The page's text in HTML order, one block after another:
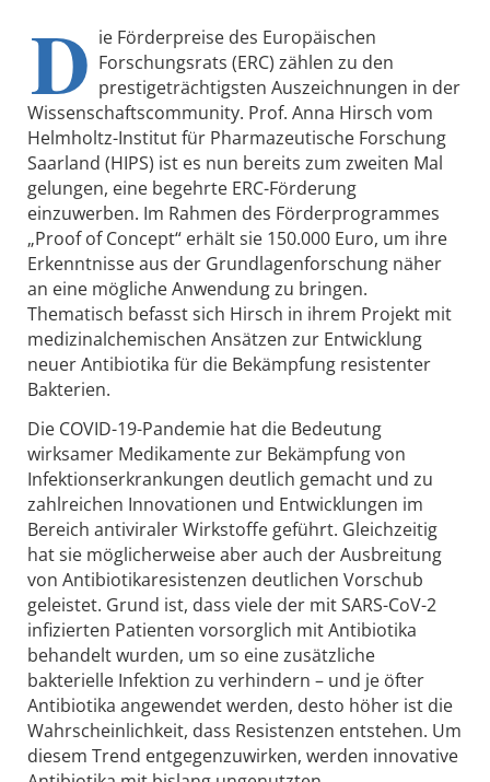
D ie Förderpreise des Europäischen
Forschungsrats (ERC) zählen zu den
prestigeträchtigsten Auszeichnungen in der
Wissenschaftscommunity. Prof. Anna Hirsch vom
Helmholtz-Institut für Pharmazeutische Forschung
Saarland (HIPS) ist es nun bereits zum zweiten Mal
gelungen, eine begehrte ERC-Förderung
einzuwerben. Im Rahmen des Förderprogrammes
„Proof of Concept“ erhält sie 150.000 Euro, um ihre
Erkenntnisse aus der Grundlagenforschung näher
an eine mögliche Anwendung zu bringen.
Thematisch befasst sich Hirsch in ihrem Projekt mit
medizinalchemischen Ansätzen zur Entwicklung
neuer Antibiotika für die Bekämpfung resistenter
Bakterien.
Die COVID-19-Pandemie hat die Bedeutung
wirksamer Medikamente zur Bekämpfung von
Infektionserkrankungen deutlich gemacht und zu
zahlreichen Innovationen und Entwicklungen im
Bereich antiviraler Wirkstoffe geführt. Gleichzeitig
hat sie möglicherweise aber auch der Ausbreitung
von Antibiotikaresistenzen deutlichen Vorschub
geleistet. Grund ist, dass viele der mit SARS-CoV-2
infizierten Patienten vorsorglich mit Antibiotika
behandelt wurden, um so eine zusätzliche
bakterielle Infektion zu verhindern – und je öfter
Antibiotika angewendet werden, desto höher ist die
Wahrscheinlichkeit, dass Resistenzen entstehen. Um
diesem Trend entgegenzuwirken, werden innovative